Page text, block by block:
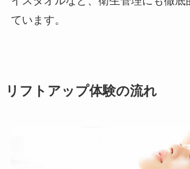
ています。
リフトアップ体験の流れ